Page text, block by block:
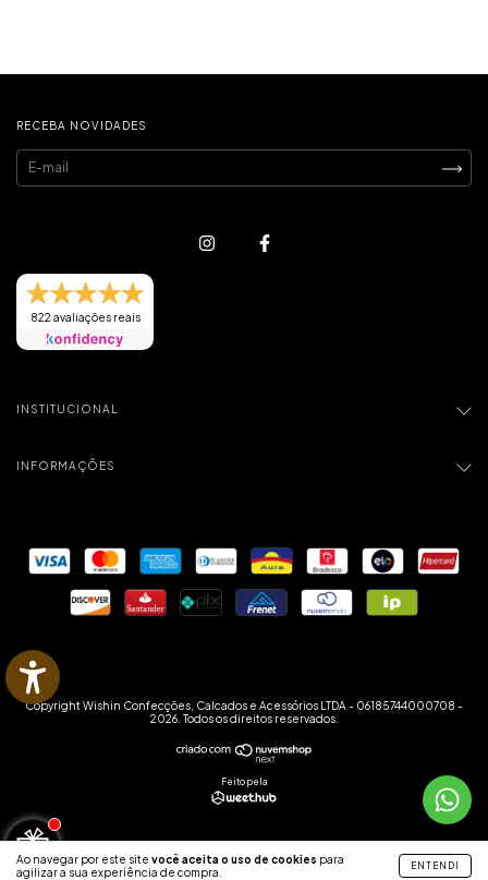
Ao navegar por este site você aceita o uso de cookies para
agilizar a sua experiência de compra.
ENTENDI
RECEBA NOVIDADES
822 avaliações reais
INSTITUCIONAL
INFORMAÇÕES
Copyright Wishin Confecções, Calcados e Acessórios LTDA - 06185744000708 -
2026. Todos os direitos reservados.
Feito pela